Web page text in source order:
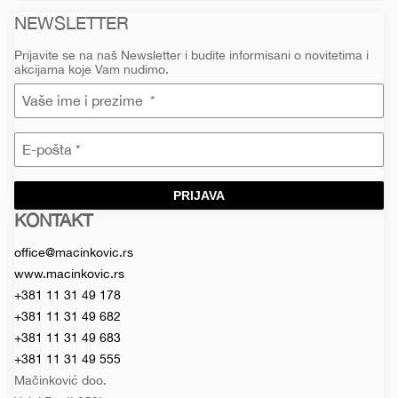
NEWSLETTER
Prijavite se na naš Newsletter i budite informisani o novitetima i
akcijama koje Vam nudimo.
PRIJAVA
Macinkovic
Macinkovic
https://www.macinkovic.rs/wp-
KONTAKT
office@macinkovic.rs
www.macinkovic.rs
+381 11 31 49 178
+381 11 31 49 682
+381 11 31 49 683
+381 11 31 49 555
Mačinković doo.